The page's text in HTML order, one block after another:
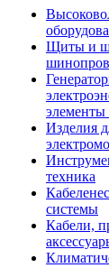
Щиты и
элементы
Изделия
техника
системы
Кабели,